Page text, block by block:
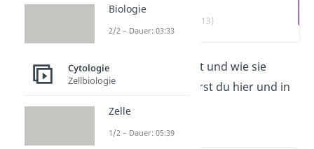
(00:13)
Was die
ist und wie sie
funktioniert, erfährst du hier und in
unserem
Biologie
2/2 – Dauer: 03:33
Cytologie
Zellbiologie
Zelle
1/2 – Dauer: 05:39